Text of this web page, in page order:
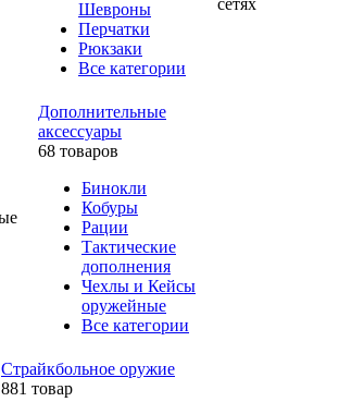
Шевроны
Перчатки
Рюкзаки
Все категории
Дополнительные
аксессуары
68 товаров
Бинокли
Кобуры
Рации
Тактические
дополнения
Чехлы и Кейсы
оружейные
Все категории
Страйкбольное оружие
881 товар
сетях